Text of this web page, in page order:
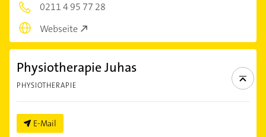
0211 4 95 77 28
Webseite
Physiotherapie Juhas
PHYSIOTHERAPIE
E-Mail